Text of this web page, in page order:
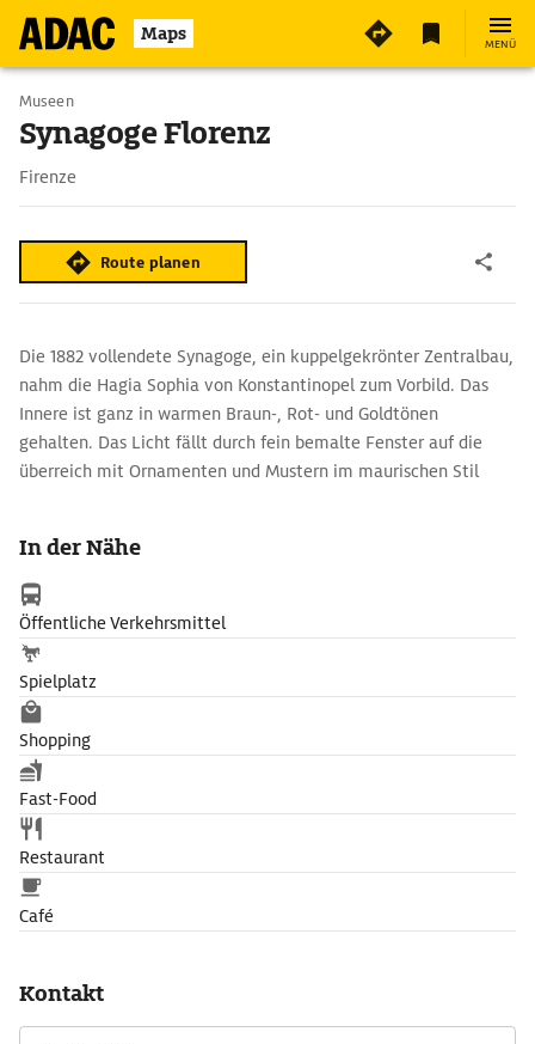
Maps MENÜ
Museen
Synagoge Florenz
Firenze
Route planen
Die 1882 vollendete Synagoge, ein kuppelgekrönter Zentralbau,
nahm die Hagia Sophia von Konstantinopel zum Vorbild. Das
Innere ist ganz in warmen Braun-, Rot- und Goldtönen
gehalten. Das Licht fällt durch fein bemalte Fenster auf die
überreich mit Ornamenten und Mustern im maurischen Stil
Gemeinde von Florenz.
In der Nähe
Öffentliche Verkehrsmittel
Spielplatz
Shopping
Fast-Food
Restaurant
Café
Kontakt